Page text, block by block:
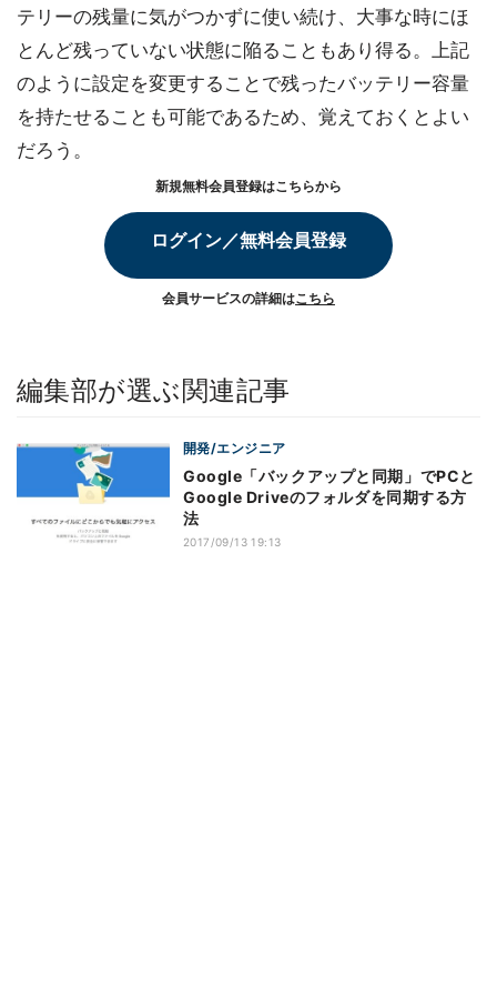
テリーの残量に気がつかずに使い続け、大事な時にほ
とんど残っていない状態に陥ることもあり得る。上記
のように設定を変更することで残ったバッテリー容量
を持たせることも可能であるため、覚えておくとよい
だろう。
新規無料会員登録はこちらから
ログイン／無料会員登録
会員サービスの詳細はこちら
編集部が選ぶ関連記事
開発/エンジニア
Google「バックアップと同期」でPCと
Google Driveのフォルダを同期する方
法
2017/09/13 19:13